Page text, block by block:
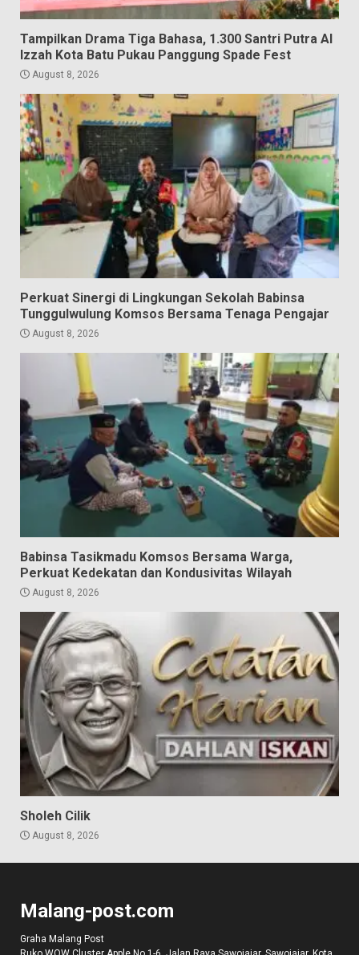
Tampilkan Drama Tiga Bahasa, 1.300 Santri Putra Al
Izzah Kota Batu Pukau Panggung Spade Fest
August 8, 2026
Perkuat Sinergi di Lingkungan Sekolah Babinsa
Tunggulwulung Komsos Bersama Tenaga Pengajar
August 8, 2026
Babinsa Tasikmadu Komsos Bersama Warga,
Perkuat Kedekatan dan Kondusivitas Wilayah
August 8, 2026
Sholeh Cilik
August 8, 2026
Malang-post.com
Graha Malang Post